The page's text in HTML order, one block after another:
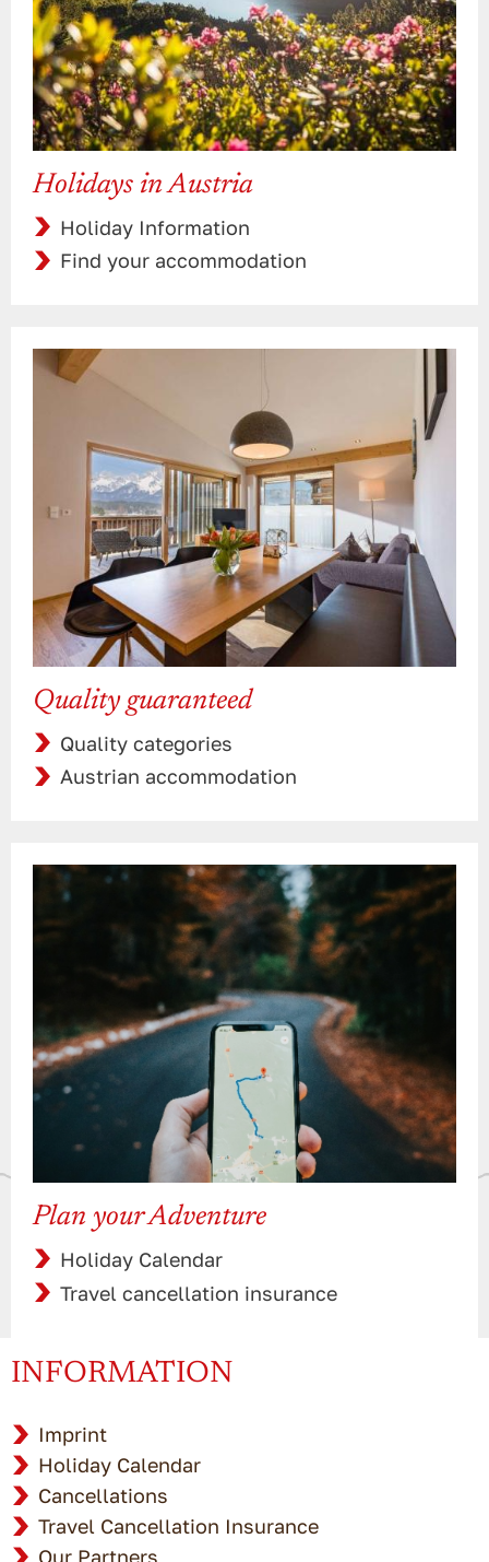
Holidays in Austria
Holiday Information
Find your accommodation
Quality guaranteed
Quality categories
Austrian accommodation
Plan your Adventure
Holiday Calendar
Travel cancellation insurance
INFORMATION
Imprint
Holiday Calendar
Cancellations
Travel Cancellation Insurance
Our Partners